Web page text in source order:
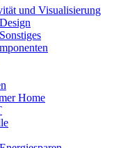
und Visualisierung
Home